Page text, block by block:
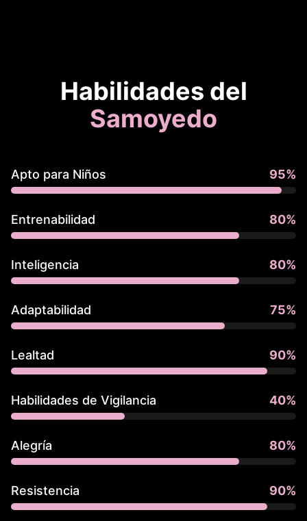
Habilidades del
Samoyedo
Apto para Niños 95%
Entrenabilidad 80%
Inteligencia 80%
Adaptabilidad 75%
Lealtad 90%
Habilidades de Vigilancia 40%
Alegría 80%
Resistencia 90%